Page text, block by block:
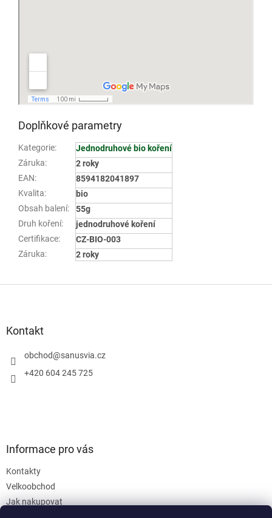
Doplňkové parametry
Kategorie:
Jednodruhové bio koření
Záruka:
2 roky
EAN:
8594182041897
Kvalita:
bio
Obsah balení:
55g
Druh koření:
jednodruhové koření
Certifikace:
CZ-BIO-003
Záruka: 2 roky
Kontakt
obchod@sanusvia.cz
+420 604 245 725
Informace pro vás
Kontakty
Velkoobchod
Jak nakupovat